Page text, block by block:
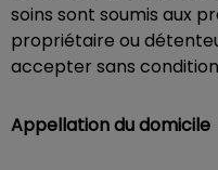
soins sont soumis aux
propriétaire ou
accepter sans
Appellation du domicile